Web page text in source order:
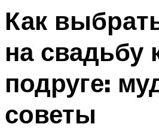
Как
на свадьбу
подруге:
советы